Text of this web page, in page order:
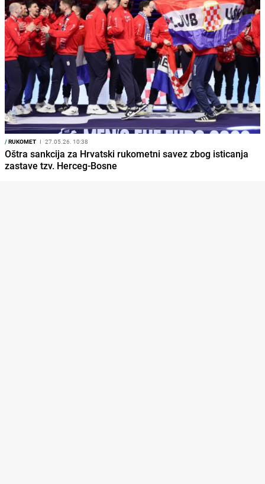
/RUKOMET I 27.05.26. 10:38
Oštra sankcija za Hrvatski rukometni savez zbog isticanja
zastave tzv. Herceg-Bosne